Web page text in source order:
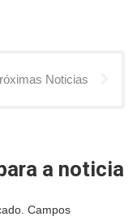
Noticias
a noticia
Campos